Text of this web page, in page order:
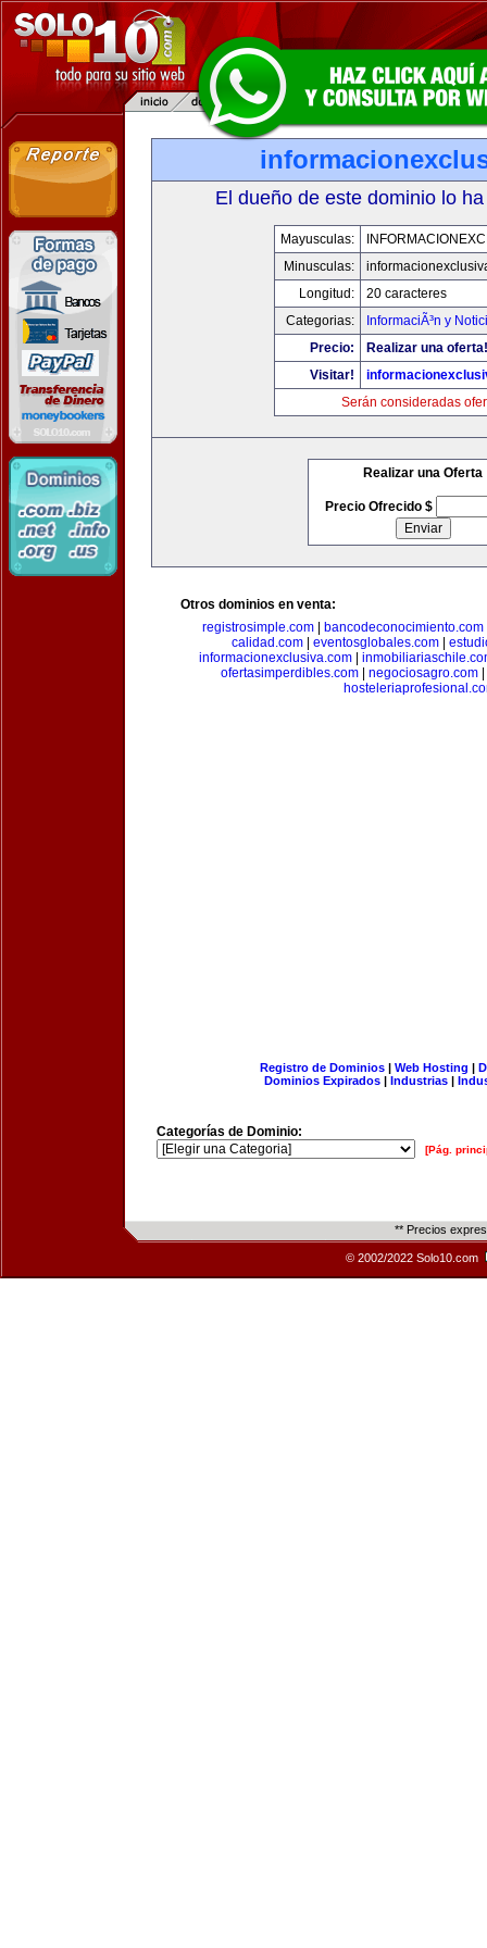
El dueño de este dominio lo
Mayusculas:
Minusculas:
Longitud:
20 caracteres
Categorias:
InformaciÃ³n y
Precio:
Realizar una oferta!
Visitar!
Serán consideradas
Realizar una Oferta
Precio Ofrecido $
Otros dominios en venta:
registrosimple.com
bancodeconocimiento.com
calidad.com
eventosglobales.com
informacionexclusiva.com|
ofertasimperdibles.com
negociosagro.com
Registro de Dominios| Web Hosting |
Dominios Expirados | Industrias |
Categorías de Dominio:
[Pág.
** Precios
© 2002/2022 Solo10.com